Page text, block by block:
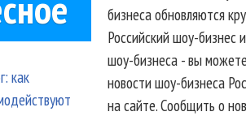
как
бизнеса обновляются
Российский шоу-бизнес
шоу-бизнеса - вы
новости шоу-бизнеса
на сайте. Сообщить о